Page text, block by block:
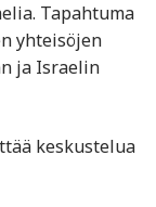
Tapahtuma
yhteisöjen
ja Israelin
keskustelua